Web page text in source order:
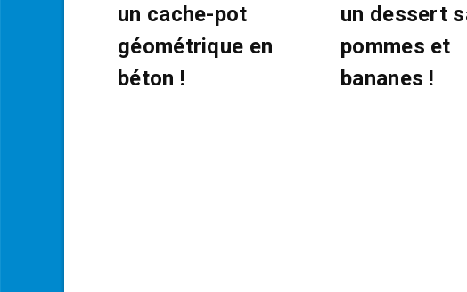
un cache-pot
géométrique en
béton !
un dessert
pommes et
bananes !